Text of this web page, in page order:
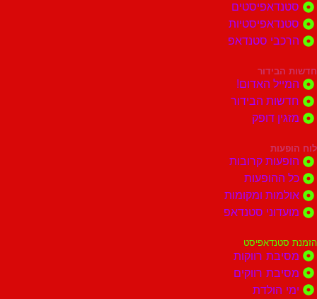
סטנדאפ
האדום!
הבידור
דופק
קרובות
ומקומות
סטנדאפ
רווקות
רווקים